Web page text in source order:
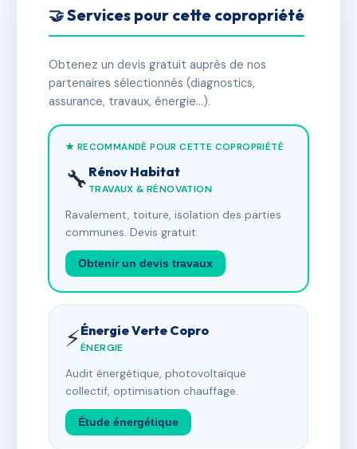
🤝 Services pour cette copropriété
Obtenez un devis gratuit auprès de nos
partenaires sélectionnés (diagnostics,
assurance, travaux, énergie…).
★ RECOMMANDÉ POUR CETTE COPROPRIÉTÉ
🔧 Rénov Habitat
TRAVAUX & RÉNOVATION
Ravalement, toiture, isolation des parties
communes. Devis gratuit.
Obtenir un devis travaux
⚡Énergie Verte Copro
ÉNERGIE
Audit énergétique, photovoltaïque
collectif, optimisation chauffage.
Étude énergétique